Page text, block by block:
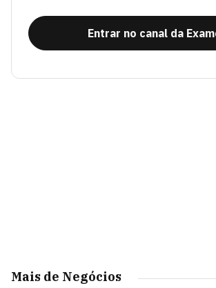
Entrar no canal da
Mais de Negócios